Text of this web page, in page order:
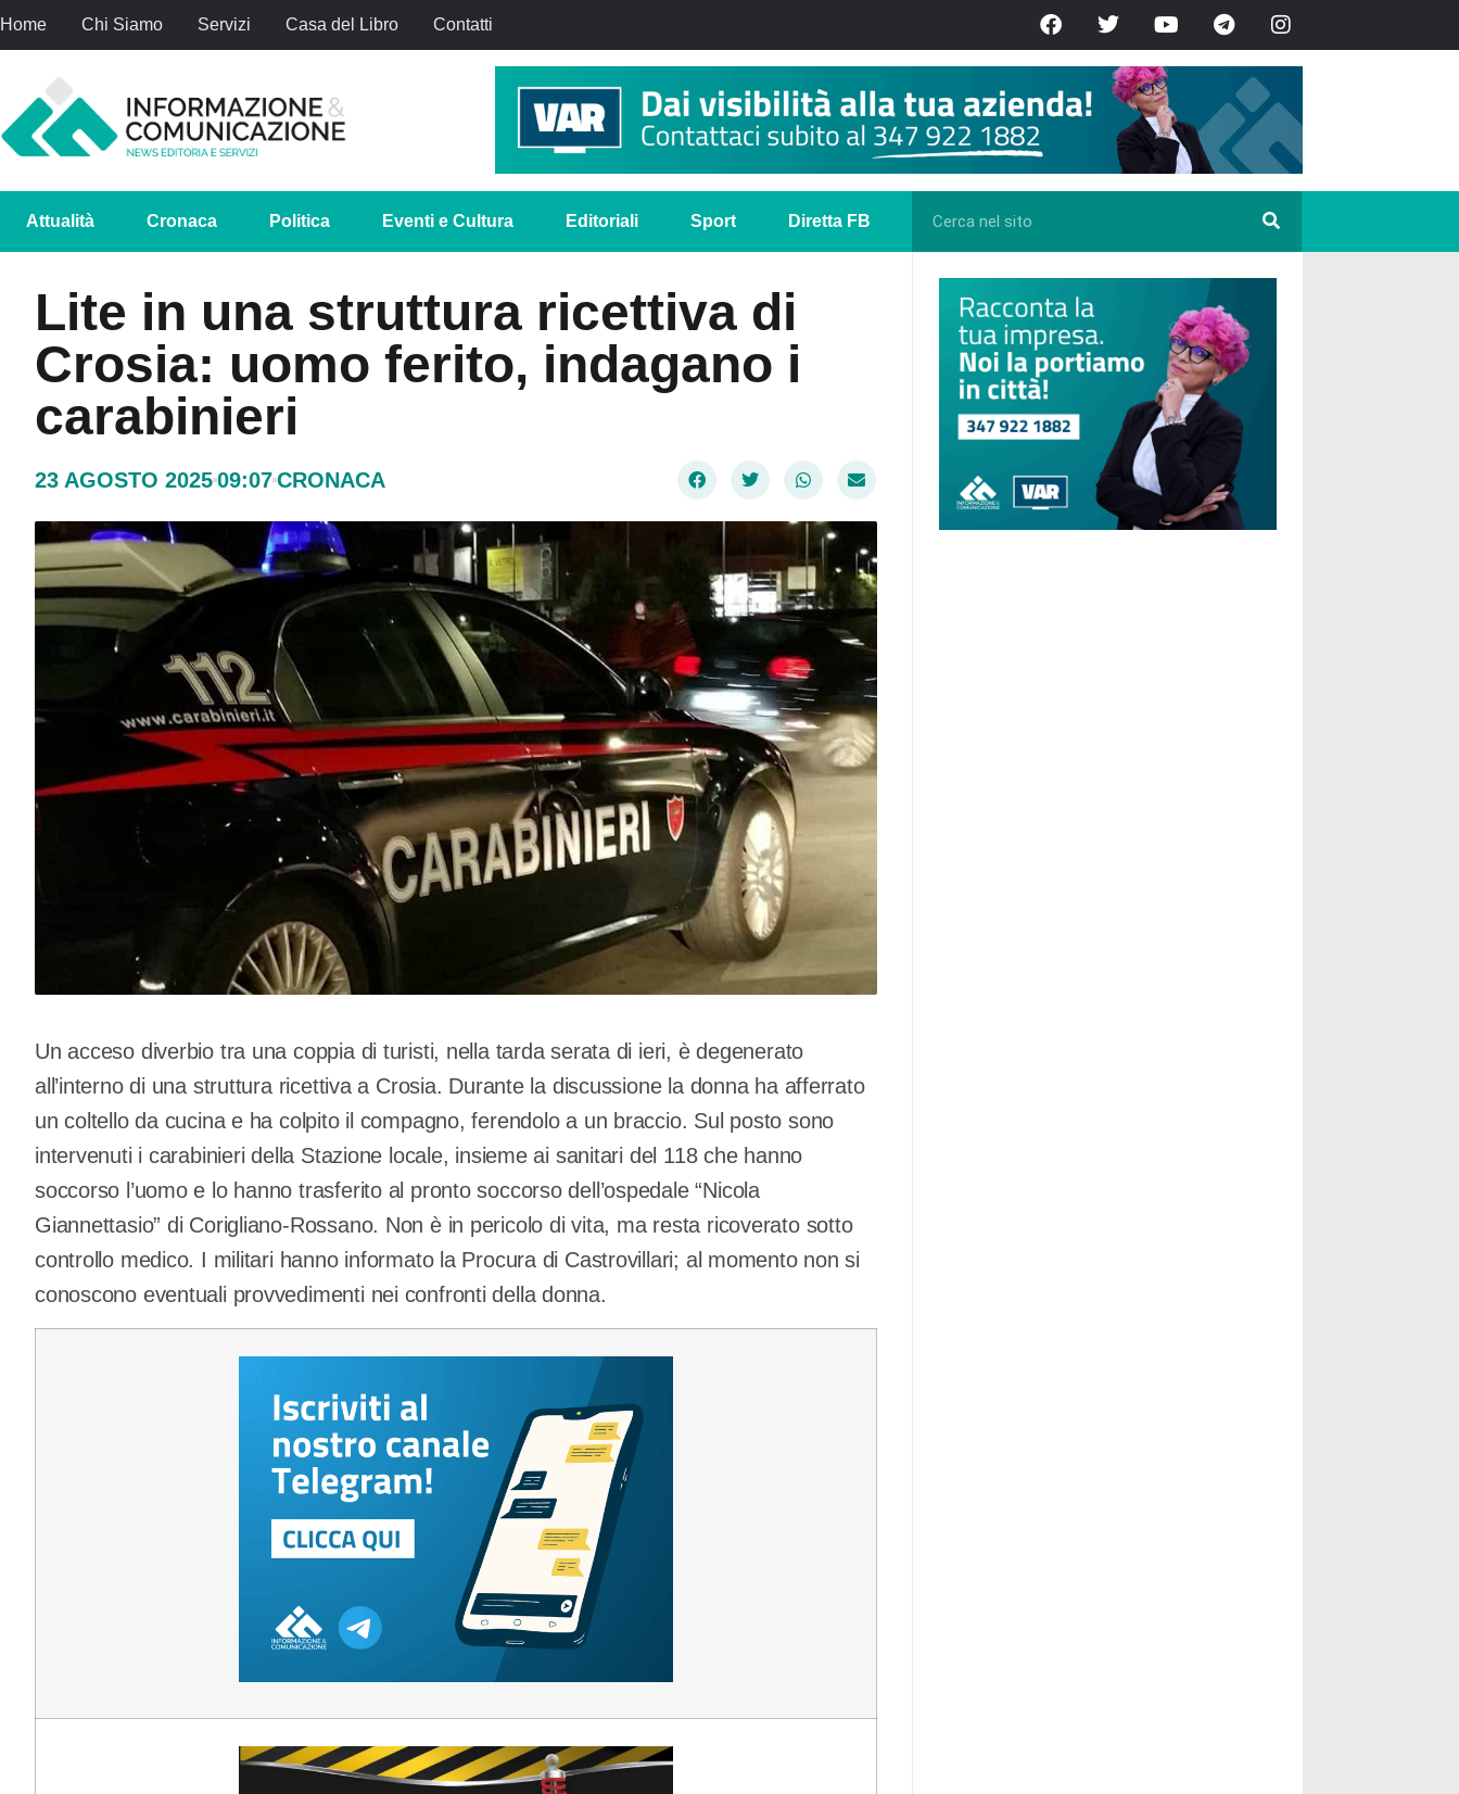
Home Chi Siamo Servizi Casa del Libro Contatti
Attualità Cronaca Politica Eventi e Cultura Editoriali Sport Diretta FB
Lite in una struttura ricettiva di
Crosia: uomo ferito, indagano i
carabinieri
23 AGOSTO 202509:07CRONACA
Un acceso diverbio tra una coppia di turisti, nella tarda serata di ieri, è degenerato
all’interno di una struttura ricettiva a Crosia. Durante la discussione la donna ha afferrato
un coltello da cucina e ha colpito il compagno, ferendolo a un braccio. Sul posto sono
intervenuti i carabinieri della Stazione locale, insieme ai sanitari del 118 che hanno
soccorso l’uomo e lo hanno trasferito al pronto soccorso dell’ospedale “Nicola
Giannettasio” di Corigliano-Rossano. Non è in pericolo di vita, ma resta ricoverato sotto
controllo medico. I militari hanno informato la Procura di Castrovillari; al momento non si
conoscono eventuali provvedimenti nei confronti della donna.